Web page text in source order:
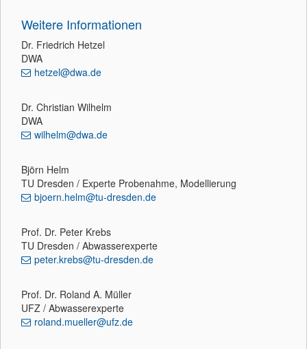
Weitere Informationen
Dr. Friedrich Hetzel
DWA
hetzel@dwa.de
Dr. Christian Wilhelm
DWA
wilhelm@dwa.de
Björn Helm
TU Dresden / Experte Probenahme, Modellierung
bjoern.helm@tu-dresden.de
Prof. Dr. Peter Krebs
TU Dresden / Abwasserexperte
peter.krebs@tu-dresden.de
Prof. Dr. Roland A. Müller
UFZ / Abwasserexperte
roland.mueller@ufz.de